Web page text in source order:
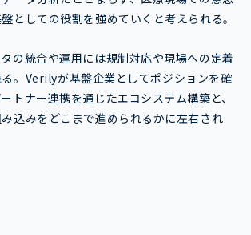
としての役割を強めていくと考えられる。
の統合や運用には規制対応や現場への定着
。Verilyが基盤企業としてポジションを確
トナー連携を通じたエコシステム構築と、
込みをどこまで進められるかに左右され